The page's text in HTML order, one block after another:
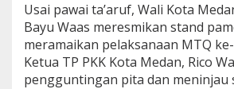
Usai pawai ta’aruf, Wali Kota
Bayu Waas meresmikan stand
meramaikan pelaksanaan MTQ
Ketua TP PKK Kota Medan, Rico
pengguntingan pita dan meninjau